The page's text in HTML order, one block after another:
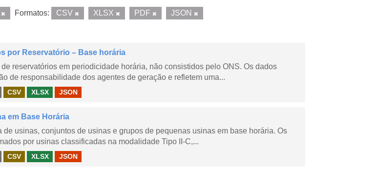
Formatos: CSV XLSX PDF JSON
por Reservatório – Base horária
reservatórios em periodicidade horária, não consistidos pelo ONS. Os dados
de responsabilidade dos agentes de geração e refletem uma...
CSV XLSX JSON
em Base Horária
de usinas, conjuntos de usinas e grupos de pequenas usinas em base horária. Os
por usinas classificadas na modalidade Tipo II-C,...
CSV XLSX JSON